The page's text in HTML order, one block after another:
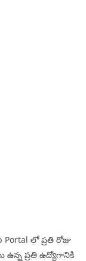
లో ప్రతి రోజు
ఉన్న ప్రతి ఉద్యోగానికి